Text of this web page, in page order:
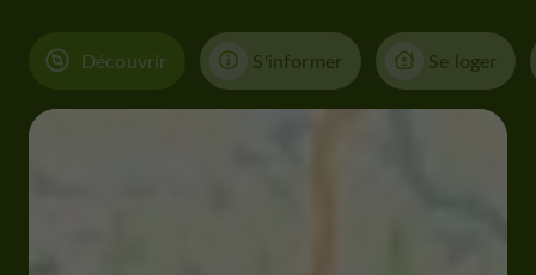
Découvrir S'informer Se loger